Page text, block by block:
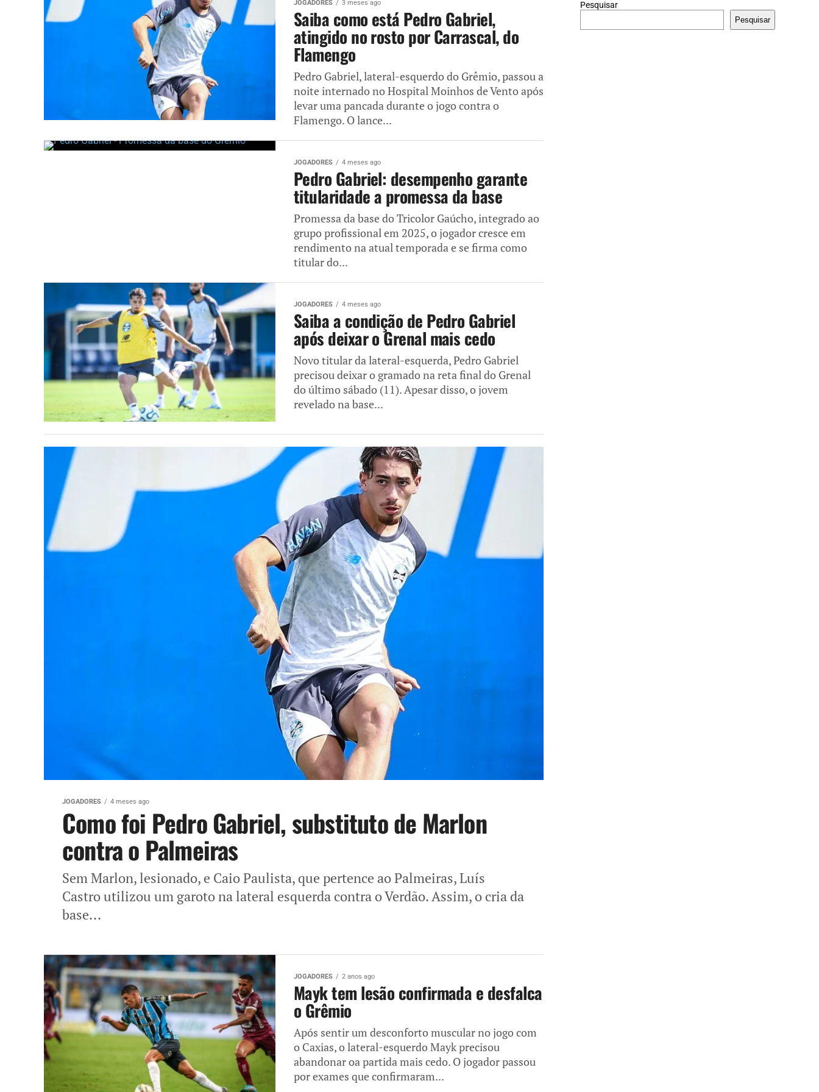
JOGADORES 3 meses ago
Saiba como está Pedro Gabriel,
atingido no rosto por Carrascal, do
Flamengo
Pedro Gabriel, lateral-esquerdo do Grêmio, passou a
noite internado no Hospital Moinhos de Vento após
levar uma pancada durante o jogo contra o
Flamengo. O lance...
JOGADORES 4 meses ago
Pedro Gabriel: desempenho garante
titularidade a promessa da base
Promessa da base do Tricolor Gaúcho, integrado ao
grupo profissional em 2025, o jogador cresce em
rendimento na atual temporada e se firma como
titular do...
JOGADORES 4 meses ago
Saiba a condição de Pedro Gabriel
após deixar o Grenal mais cedo
Novo titular da lateral-esquerda, Pedro Gabriel
precisou deixar o gramado na reta final do Grenal
do último sábado (11). Apesar disso, o jovem
revelado na base...
JOGADORES 4 meses ago
Como foi Pedro Gabriel, substituto de Marlon
contra o Palmeiras
Sem Marlon, lesionado, e Caio Paulista, que pertence ao Palmeiras, Luís
Castro utilizou um garoto na lateral esquerda contra o Verdão. Assim, o cria da
base...
JOGADORES 2 anos ago
Mayk tem lesão confirmada e desfalca
o Grêmio
Após sentir um desconforto muscular no jogo com
o Caxias, o lateral-esquerdo Mayk precisou
abandonar oa partida mais cedo. O jogador passou
por exames que confirmaram...
Pesquisar
Pesquisar